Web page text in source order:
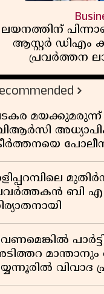
ലയനത്തിന്
ആസ്റ്റർ ഡിഎം
പ്രവർത്തന
വരുമാനത്തിലും
കുതിപ്പ്
ബി എ
മാന്താനും
വിവാദ
രാഗേഷ്